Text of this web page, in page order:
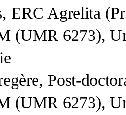
ERC Agrelita
(UMR 6273),
Post-
(UMR 6273),